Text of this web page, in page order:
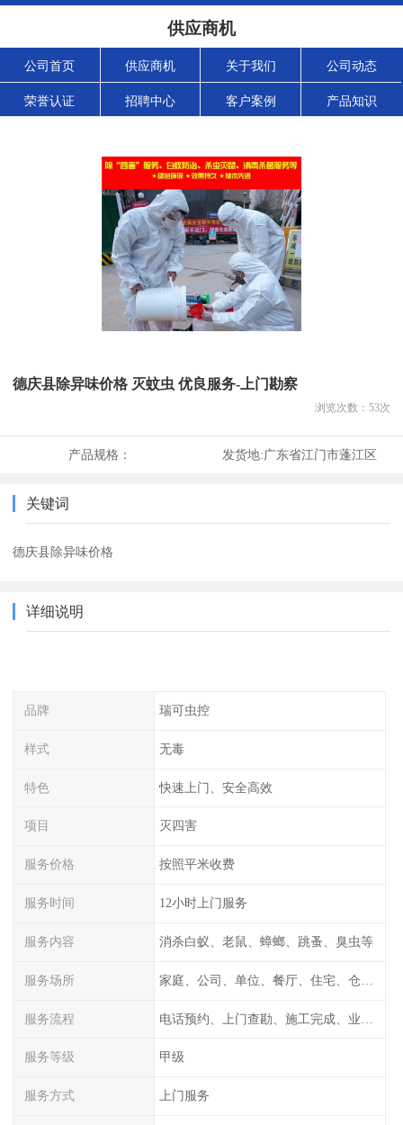
供应商机
公司首页 供应商机 关于我们 公司动态
荣誉认证 招聘中心 客户案例 产品知识
德庆县除异味价格 灭蚊虫 优良服务-上门勘察
浏览次数： 53次
产品规格： 发货地:广东省江门市蓬江区
关键词
德庆县除异味价格
详细说明
品牌 瑞可虫控
样式 无毒
特色 快速上门、安全高效
项目 灭四害
服务价格 按照平米收费
服务时间 12小时上门服务
服务内容 消杀白蚁、老鼠、蟑螂、跳蚤、臭虫等
服务场所
服务流程
服务等级 甲级
服务方式 上门服务